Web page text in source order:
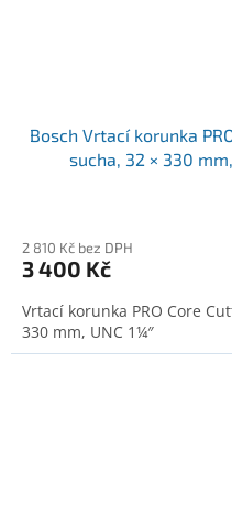
Bosch Vrtací korunka
sucha, 32 × 330
2 810 Kč bez DPH
3 400 Kč
Vrtací korunka PRO Core
330 mm, UNC 1¼″